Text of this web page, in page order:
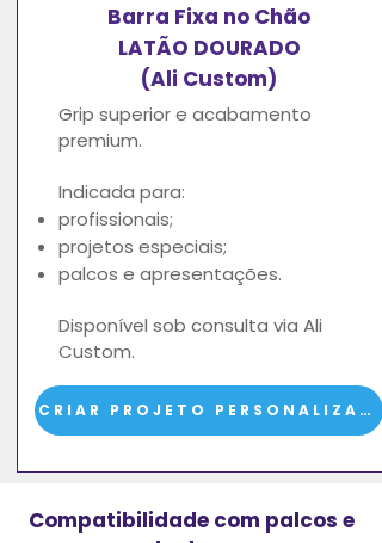
Barra Fixa no Chão
LATÃO DOURADO
(Ali Custom)
Grip superior e acabamento
premium.
Indicada para:
profissionais;
projetos especiais;
palcos e apresentações.
Disponível sob consulta via Ali
Custom.
CRIAR PROJETO PERSONALIZADO
Compatibilidade com palcos e